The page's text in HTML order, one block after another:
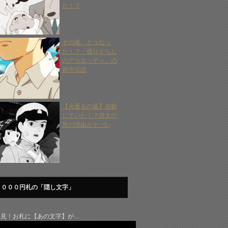
た！？
その後、どうなっ
た！？「借りぐらし
のアリエッティ」の
都市伝説
【火垂るの墓】自殺
していた！？清太の
死の理由がヤバい
００円札の「隠し文字」
！お札に【あの文字】が…